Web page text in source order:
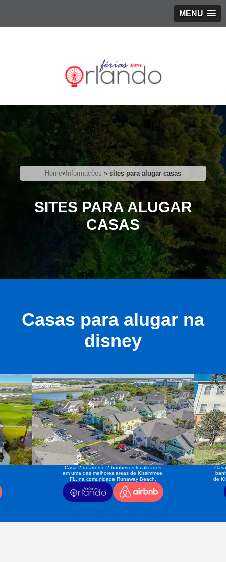
MENU
Home» Informações » sites para alugar casas
SITES PARA ALUGAR
CASAS
Casas para alugar na
disney
Casa 2 quartos e 2 banheiros localizados
em uma das melhores áreas de Kissimmee,
FL, na comunidade Runaway Beach.
de